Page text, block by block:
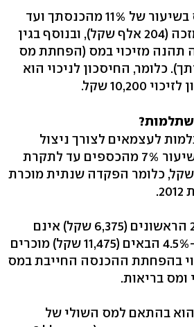
ניתן לקבל זיכוי במס בשיעור של 11% מהכנסתך ועד
לתקרת ההכנסה המזכה (204 אלף שקל), ובנוסף בגין
תהנה מזיכוי במס (הפחתת מס
מהפקדתך). כלומר, החיסכון לניכוי הוא
לעצמאים לצורך ניצול
הטבות המס הינה בשיעור 7% מהכספים עד לתקרת
255 אלף שקל, כלומר הפקדה שנתית מוכרת
מתוך הפקדה זו 2.5% הראשונים (6,375 שקל) אינם
מזכים בהטבות מס ו-4.5% הבאים (11,475 שקל) מוכרים
בהפחתת ההכנסה החייבת במס
ומס בריאות.
בהתאם למס השולי של